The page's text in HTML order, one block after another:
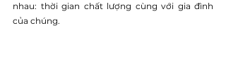
nhau: thời gian chất lượng cùng với gia đình
của chúng.